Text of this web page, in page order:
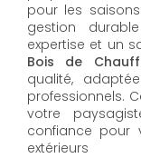
pour les
gestion
expertise et un
Bois de
qualité,
professionnels.
votre
confiance pour
extérieurs